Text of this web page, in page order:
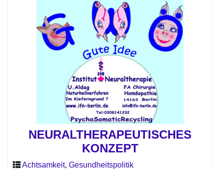
NEURALTHERAPEUTISCHES
KONZEPT
Achtsamkeit, Gesundheitspolitik